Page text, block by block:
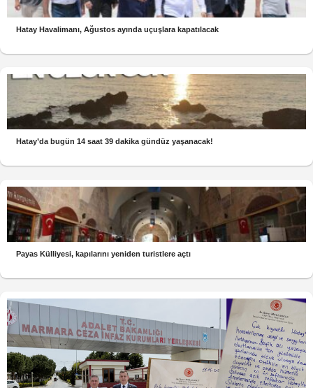
Hatay Havalimanı, Ağustos ayında uçuşlara kapatılacak
Hatay’da bugün 14 saat 39 dakika gündüz yaşanacak!
Payas Külliyesi, kapılarını yeniden turistlere açtı